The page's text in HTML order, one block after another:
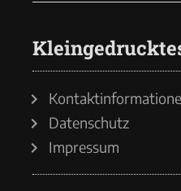
Datenschutz
Impressum